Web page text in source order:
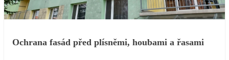
Ochrana fasád před plísněmi, houbami a řasami